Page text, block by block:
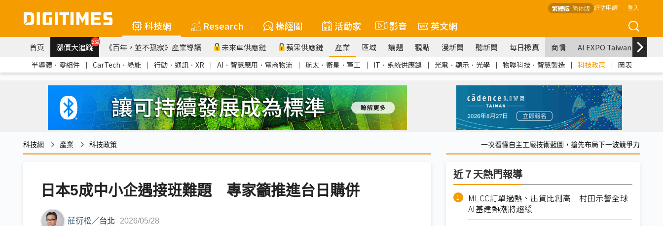
繁體版 简体版 評估申請 登入
科技網 Research 椽經閣 活動家 影音 英文網
首頁 漲價大追蹤259 《百年，並不孤寂》產業導讀 未來車供應鏈 蘋果供應鏈 產業 區域 議題 觀點 漫新聞 聽新聞 每日椽真 商情 AI EXPO Taiwan
半導體．零組件 ｜ CarTech．綠能 ｜ 行動．通訊．XR ｜ AI．智慧應用．電商物流 ｜ 航太．衛星．軍工 ｜ IT．系統供應鏈 ｜ 光電．顯示．光學 ｜ 物聯科技．智慧製造 ｜ 科技政策 ｜ 圖表
科技網 產業 科技政策 一次看懂自主工廠技術藍圖，搶先布局下一波競爭力
日本5成中小企遇接班難題 專家籲推進台日購併
莊衍松 ／台北 2026/05/28
近７天熱門報導
MLCC訂單過熱、出貨比創高 村田示警全球
AI基建熱潮將趨緩